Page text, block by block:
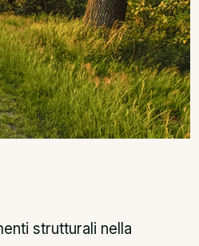
strutturali nella